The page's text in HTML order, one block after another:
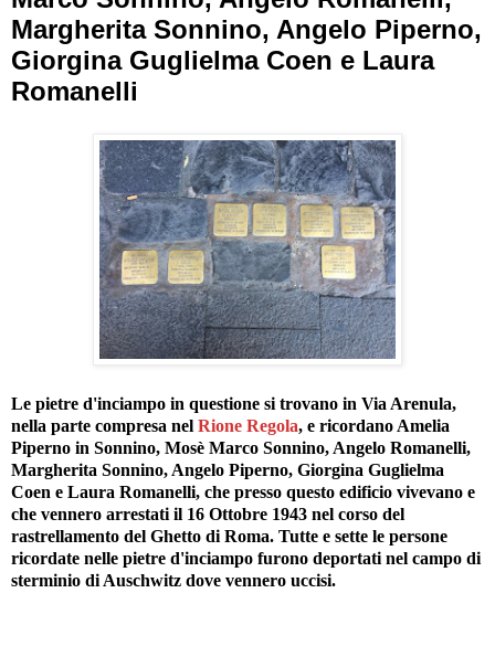
Margherita Sonnino, Angelo Piperno,
Giorgina Guglielma Coen e Laura
Romanelli
Le pietre d'inciampo in questione si trovano in Via Arenula,
nella parte compresa nel Rione Regola, e ricordano Amelia
Piperno in Sonnino, Mosè Marco Sonnino, Angelo Romanelli,
Margherita Sonnino, Angelo Piperno, Giorgina Guglielma
Coen e Laura Romanelli, che presso questo edificio vivevano e
che vennero arrestati il 16 Ottobre 1943 nel corso del
rastrellamento del Ghetto di Roma. Tutte e sette le persone
ricordate nelle pietre d'inciampo furono deportati nel campo di
sterminio di Auschwitz dove vennero uccisi.